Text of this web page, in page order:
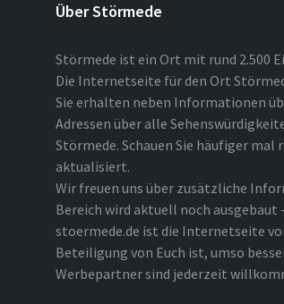
Über Störmede
Störmede ist ein Ort mit rund 2.500
Die Internetseite für den Ort
Sie erhalten neben Informationen
Adressen über alle
Störmede. Schauen Sie häufiger
aktualisiert.
Wir freuen uns über zusätzliche
Bereich wird aktuell noch ausgebaut
stoermede.de ist die Internetseite
Beteiligung von Euch ist, umso
Werbepartner sind jederzeit